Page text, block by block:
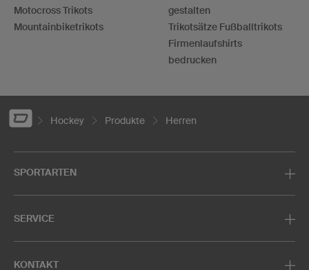
Motocross Trikots
Mountainbiketrikots
gestalten
Trikotsätze Fußballtrikots
Firmenlaufshirts
bedrucken
Hockey Produkte Herren
SPORTARTEN
SERVICE
KONTAKT